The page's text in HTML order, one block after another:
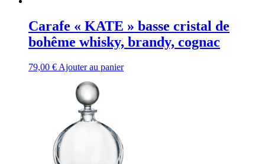
Carafe « KATE » basse cristal de
bohême whisky, brandy, cognac
79,00 € Ajouter au panier